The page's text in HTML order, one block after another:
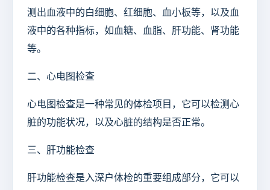
测出血液中的白细胞、红细胞、血小板等，以及血
液中的各种指标，如血糖、血脂、肝功能、肾功能
等。
二、心电图检查
心电图检查是一种常见的体检项目，它可以检测心
脏的功能状况，以及心脏的结构是否正常。
三、肝功能检查
肝功能检查是入深户体检的重要组成部分，它可以